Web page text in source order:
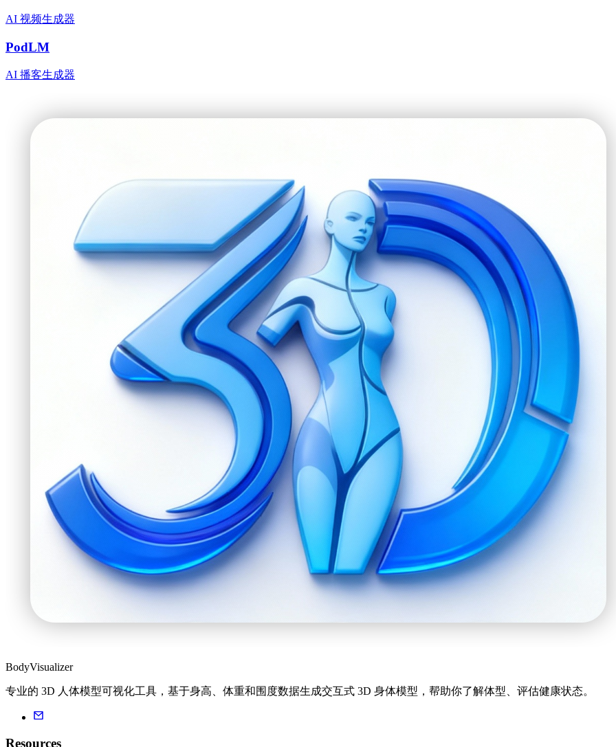
AI 视频生成器
PodLM
AI 播客生成器
BodyVisualizer
专业的 3D 人体模型可视化工具，基于身高、体重和围度数据生成交互式 3D 身体模型，帮助你了解体型、评估健康状态。
Resources